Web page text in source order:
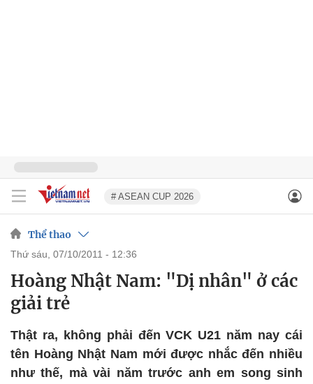
# ASEAN CUP 2026
Thể thao
thứ sáu, 07/10/2011 - 12:36
Hoàng Nhật Nam: "Dị nhân" ở các
giải trẻ
Thật ra, không phải đến VCK U21 năm nay cái
tên Hoàng Nhật Nam mới được nhắc đến nhiều
như thế, mà vài năm trước anh em song sinh